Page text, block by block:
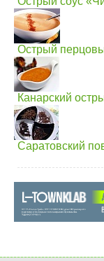
Острый
Канарский
Саратовский